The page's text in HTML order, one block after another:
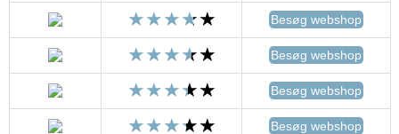
Besøg webshop
Besøg webshop
Besøg webshop
Besøg webshop